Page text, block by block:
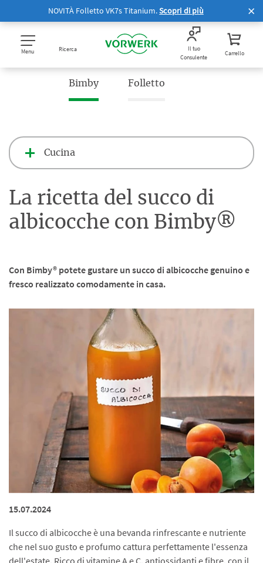
NOVITÀ Folletto VK7s Titanium.Scopri di più
Menu Ricerca
Il tuo
Consulente
Carrello
Bimby Folletto
Cucina
La ricetta del succo di
albicocche con Bimby®
Con Bimby® potete gustare un succo di albicocche genuino e
fresco realizzato comodamente in casa.
15.07.2024
Il succo di albicocche è una bevanda rinfrescante e nutriente
che nel suo gusto e profumo cattura perfettamente l'essenza
dell'estate. Ricco di vitamine A e C, antiossidanti e fibre, con il